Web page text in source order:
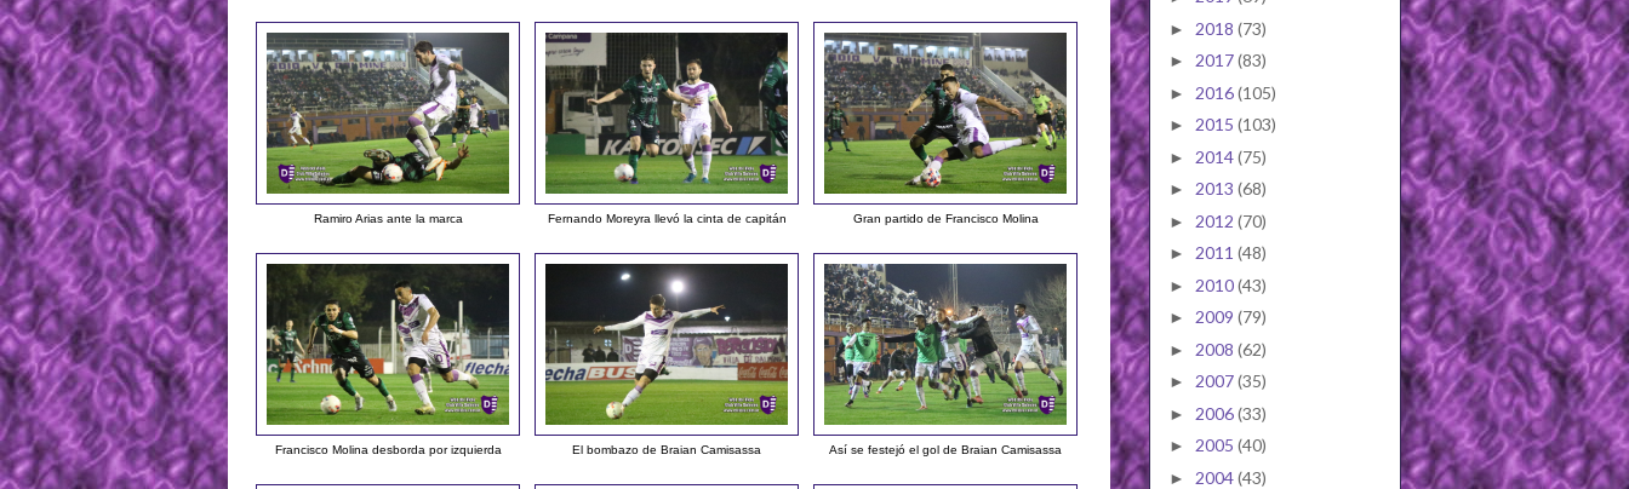
Ramiro Arias ante la marca Fernando Moreyra llevó la cinta de capitán Gran partido de Francisco Molina
Francisco Molina desborda por izquierda El bombazo de Braian Camisassa Así se festejó el gol de Braian Camisassa
► 2018 (73)
► 2017(83)
► 2016(105)
► 2015 (103)
► 2014(75)
► 2013 (68)
► 2012 (70)
► 2011 (48)
► 2010(43)
► 2009 (79)
► 2008 (62)
► 2007(35)
► 2006(33)
► 2005 (40)
► 2004(43)